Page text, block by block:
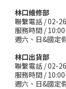
林口維修部
聯繫電話 / 02-
服務時間 /
週六、日&國定
林口出貨部
聯繫電話 / 02-
服務時間 /
週六、日&國定